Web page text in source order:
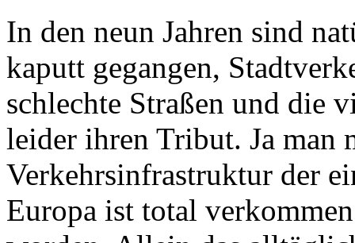
In den neun Jahren sind
kaputt gegangen,
schlechte Straßen und die
leider ihren Tribut. Ja man
Verkehrsinfrastruktur der
Europa ist total